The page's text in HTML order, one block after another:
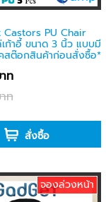
Castors PU Chair
ก้าอี้ ขนาด 3 นิ้ว แบบมี
สต๊อกสินค้าก่อนสั่งซื้อ*
ท
ท
สั่งซื้อ
จองล่วงหน้า